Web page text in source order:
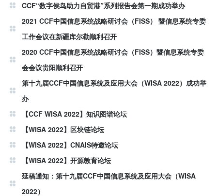
CCF“数字侯鸟助力自贸港”系列报告会第一期成功举办
2021 CCF中国信息系统战略研讨会（FISS） 暨信息系统专委
工作会议在新疆库尔勒顺利召开
2020 CCF中国信息系统战略研讨会（FISS）暨信息系统专委
会会议贵阳顺利召开
第十九届CCF中国信息系统及应用大会（WISA 2022）成功举
办
【CCF WISA 2022】知识图谱论坛
【WISA 2022】区块链论坛
【WISA 2022】CNAIS特邀论坛
【WISA 2022】开源教育论坛
延稿通知：第十九届CCF中国信息系统及应用大会（WISA
2022）